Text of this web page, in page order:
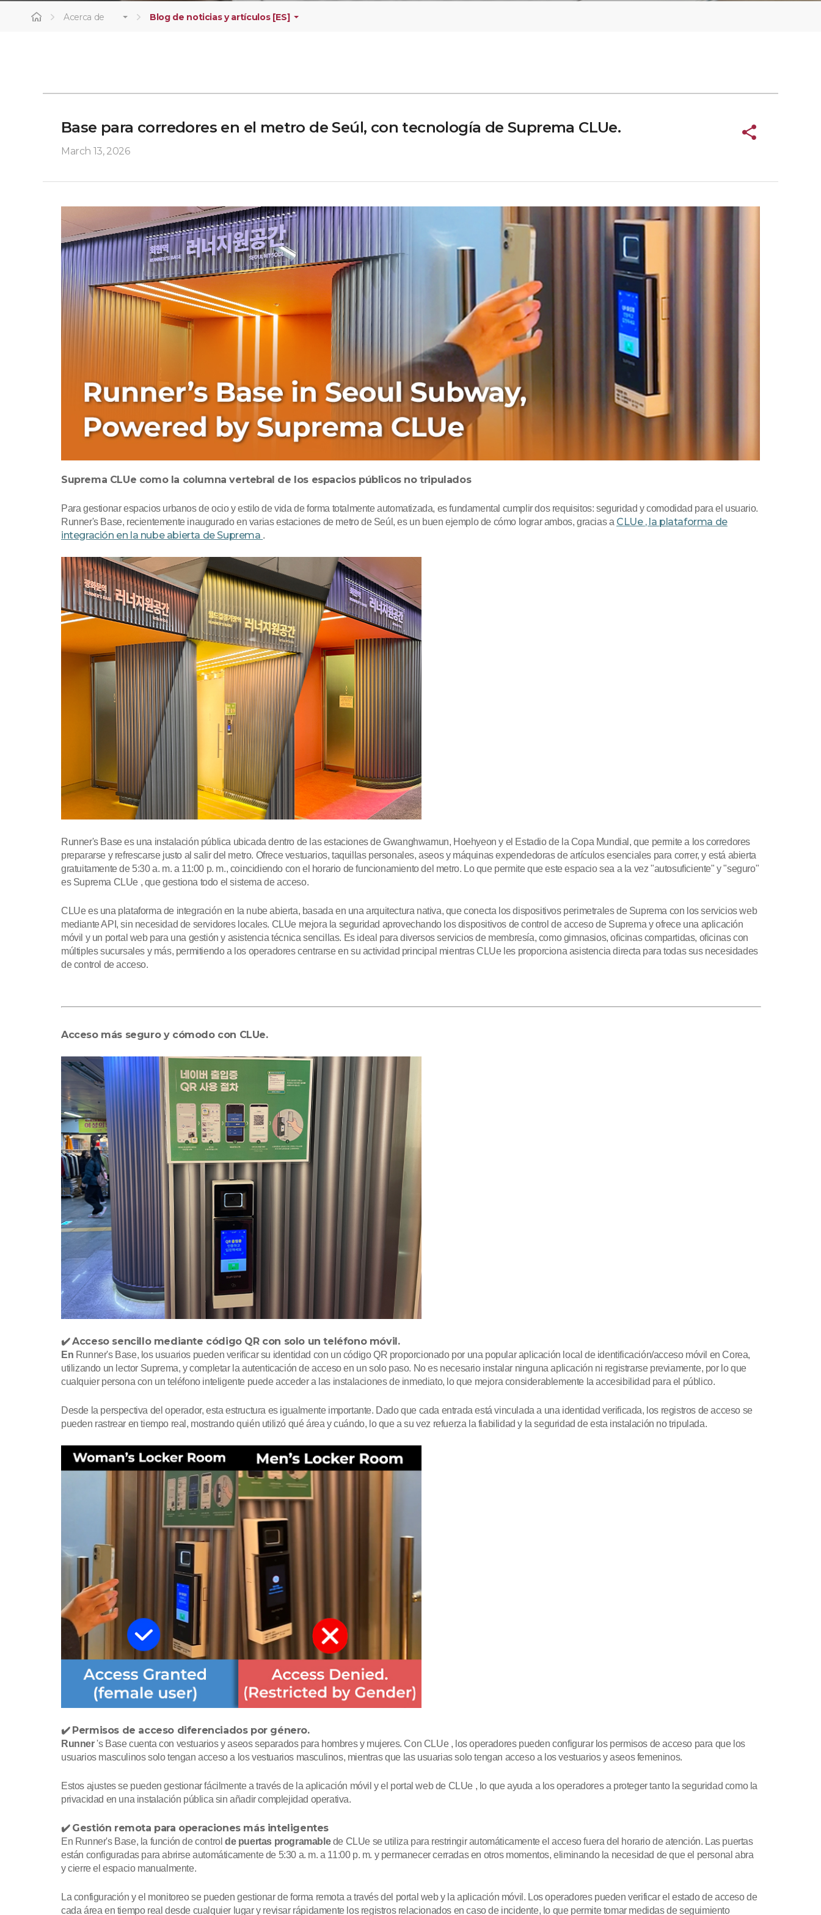
Acerca de Blog de noticias y artículos [ES]
Base para corredores en el metro de Seúl, con tecnología de Suprema CLUe.
March 13, 2026
Suprema CLUe como la columna vertebral de los espacios públicos no tripulados
Para gestionar espacios urbanos de ocio y estilo de vida de forma totalmente automatizada, es fundamental cumplir dos requisitos: seguridad y comodidad para el usuario.
Runner's Base, recientemente inaugurado en varias estaciones de metro de Seúl, es un buen ejemplo de cómo lograr ambos, gracias a CLUe , la plataforma de
integración en la nube abierta de Suprema .
Runner's Base es una instalación pública ubicada dentro de las estaciones de Gwanghwamun, Hoehyeon y el Estadio de la Copa Mundial, que permite a los corredores
prepararse y refrescarse justo al salir del metro. Ofrece vestuarios, taquillas personales, aseos y máquinas expendedoras de artículos esenciales para correr, y está abierta
gratuitamente de 5:30 a. m. a 11:00 p. m., coincidiendo con el horario de funcionamiento del metro. Lo que permite que este espacio sea a la vez "autosuficiente" y "seguro"
es Suprema CLUe , que gestiona todo el sistema de acceso.
CLUe es una plataforma de integración en la nube abierta, basada en una arquitectura nativa, que conecta los dispositivos perimetrales de Suprema con los servicios web
mediante API, sin necesidad de servidores locales. CLUe mejora la seguridad aprovechando los dispositivos de control de acceso de Suprema y ofrece una aplicación
móvil y un portal web para una gestión y asistencia técnica sencillas. Es ideal para diversos servicios de membresía, como gimnasios, oficinas compartidas, oficinas con
múltiples sucursales y más, permitiendo a los operadores centrarse en su actividad principal mientras CLUe les proporciona asistencia directa para todas sus necesidades
de control de acceso.
Acceso más seguro y cómodo con CLUe.
✔️Acceso sencillo mediante código QR con solo un teléfono móvil.
En Runner's Base, los usuarios pueden verificar su identidad con un código QR proporcionado por una popular aplicación local de identificación/acceso móvil en Corea,
utilizando un lector Suprema, y completar la autenticación de acceso en un solo paso. No es necesario instalar ninguna aplicación ni registrarse previamente, por lo que
cualquier persona con un teléfono inteligente puede acceder a las instalaciones de inmediato, lo que mejora considerablemente la accesibilidad para el público.
Desde la perspectiva del operador, esta estructura es igualmente importante. Dado que cada entrada está vinculada a una identidad verificada, los registros de acceso se
pueden rastrear en tiempo real, mostrando quién utilizó qué área y cuándo, lo que a su vez refuerza la fiabilidad y la seguridad de esta instalación no tripulada.
✔️ Permisos de acceso diferenciados por género.
Runner's Base cuenta con vestuarios y aseos separados para hombres y mujeres. Con CLUe , los operadores pueden configurar los permisos de acceso para que los
usuarios masculinos solo tengan acceso a los vestuarios masculinos, mientras que las usuarias solo tengan acceso a los vestuarios y aseos femeninos.
Estos ajustes se pueden gestionar fácilmente a través de la aplicación móvil y el portal web de CLUe , lo que ayuda a los operadores a proteger tanto la seguridad como la
privacidad en una instalación pública sin añadir complejidad operativa.
✔️ Gestión remota para operaciones más inteligentes
En Runner's Base, la función de control de puertas programablede CLUe se utiliza para restringir automáticamente el acceso fuera del horario de atención. Las puertas
están configuradas para abrirse automáticamente de 5:30 a. m. a 11:00 p. m. y permanecer cerradas en otros momentos, eliminando la necesidad de que el personal abra
y cierre el espacio manualmente.
La configuración y el monitoreo se pueden gestionar de forma remota a través del portal web y la aplicación móvil. Los operadores pueden verificar el estado de acceso de
cada área en tiempo real desde cualquier lugar y revisar rápidamente los registros relacionados en caso de incidente, lo que permite tomar medidas de seguimiento